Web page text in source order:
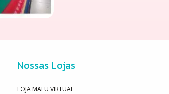
Nossas Lojas
LOJA MALU VIRTUAL